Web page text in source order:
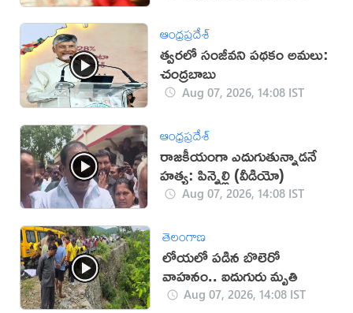
ఆంధ్రప్రదేశ్
త్వరలో సంజీవని పథకం అమలు:
చంద్రబాబు
Aug 07, 2026, 14:08 IST
ఆంధ్రప్రదేశ్
రాజకీయంగా ఎదుగుతున్నాడనే
హత్య: పిన్నెల్లి (వీడియో)
Aug 07, 2026, 14:08 IST
తెలంగాణ
లోయలో పడిన బొలెరో
వాహనం.. ఐదుగురు మృతి
Aug 07, 2026, 14:08 IST